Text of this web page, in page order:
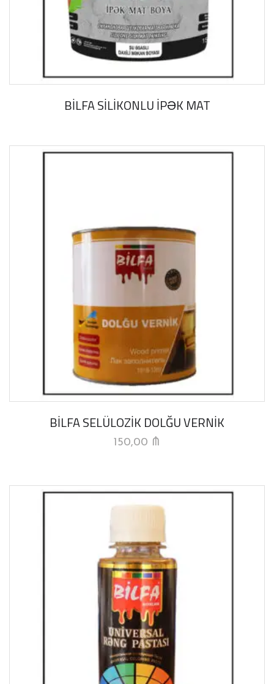
BİLFA SİLİKONLU İPƏK MAT
BİLFA SELÜLOZİK DOLĞU VERNİK
150,00 ₼